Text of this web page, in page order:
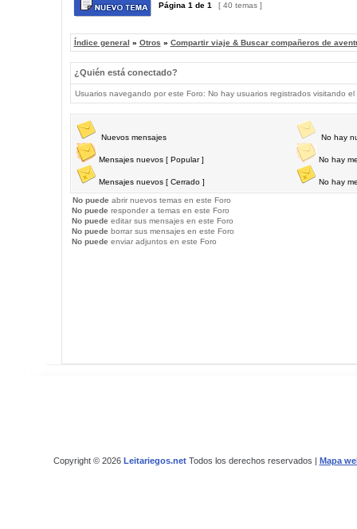
Página 1 de 1 [ 40 temas ]
Índice general » Otros » Compartir viaje & Buscar compañeros de
¿Quién está conectado?
Usuarios navegando por este Foro: No hay usuarios registrados visitando
Nuevos mensajes
Mensajes nuevos [ Popular ]
Mensajes nuevos [ Cerrado ]
No hay
No hay
No hay
No puede abrir nuevos temas en este Foro
No puede responder a temas en este Foro
No puede editar sus mensajes en este Foro
No puede borrar sus mensajes en este Foro
No puede enviar adjuntos en este Foro
Copyright © 2026 Leitariegos.netTodos los derechos reservados | Mapa